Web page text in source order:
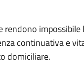
continuativa e
domiciliare.